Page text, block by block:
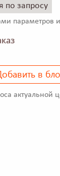
по запросу
параметров
в
актуальной